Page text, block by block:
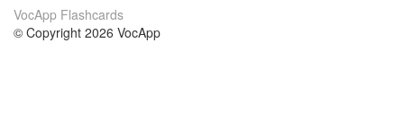
VocApp Flashcards
© Copyright 2026 VocApp